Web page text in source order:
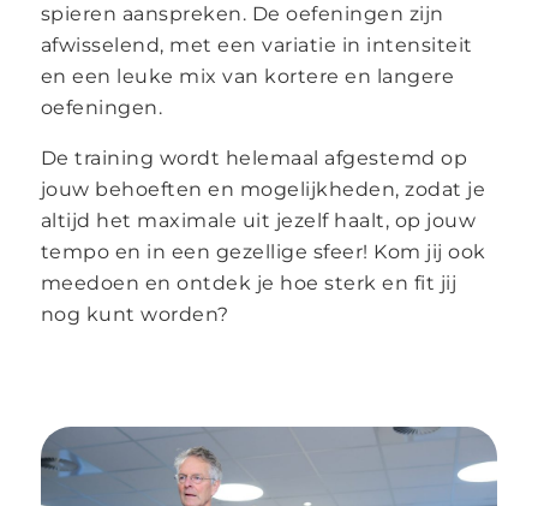
spieren aanspreken. De oefeningen zijn
afwisselend, met een variatie in intensiteit
en een leuke mix van kortere en langere
oefeningen.
De training wordt helemaal afgestemd op
jouw behoeften en mogelijkheden, zodat je
altijd het maximale uit jezelf haalt, op jouw
tempo en in een gezellige sfeer! Kom jij ook
meedoen en ontdek je hoe sterk en fit jij
nog kunt worden?